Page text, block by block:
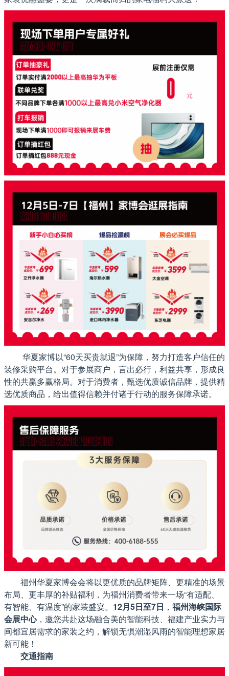
华夏家博以“60天买贵就退”为保障，努力打造客户信任的
装修采购平台。对于参展商户，言出必行，利益共享，形成良
性的共赢多赢格局。对于消费者，甄选优质诚信品牌，提供精
选优质商品，给出值得信赖并付诸于行动的服务保障承诺。
福州华夏家博会会将以更优质的品牌矩阵、更精准的场景
布局、更丰厚的补贴福利，为福州消费者带来一场“有适配、
有智能、有温度”的家装盛宴。 12月5日至7日 ， 福州海峡国际
会展中心，邀您共赴这场融合美的智能科技、福建产业实力与
闽都宜居需求的家装之约，解锁无惧潮湿风雨的智能理想家居
新可能！
交通指南